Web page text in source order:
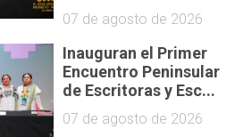
07 de agosto de 2026
Inauguran el Primer
Encuentro Peninsular
de Escritoras y Esc...
07 de agosto de 2026